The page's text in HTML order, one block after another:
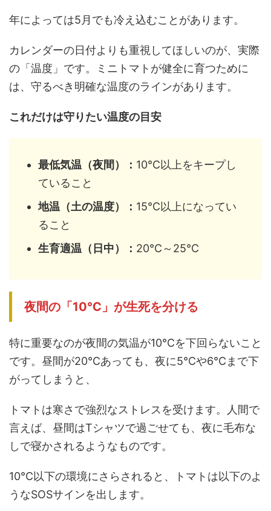
年によっては5月でも冷え込むことがあります。
カレンダーの日付よりも重視してほしいのが、実際
の「温度」です。ミニトマトが健全に育つために
は、守るべき明確な温度のラインがあります。
これだけは守りたい温度の目安
最低気温（夜間）： 10℃以上をキープし
ていること
地温（土の温度）： 15℃以上になってい
ること
生育適温（日中）： 20℃～25℃
夜間の「10℃」が生死を分ける
特に重要なのが夜間の気温が10℃を下回らないこと
です。昼間が20℃あっても、夜に5℃や6℃まで下
がってしまうと、
トマトは寒さで強烈なストレスを受けます。人間で
言えば、昼間はTシャツで過ごせても、夜に毛布な
しで寝かされるようなものです。
10℃以下の環境にさらされると、トマトは以下のよ
うなSOSサインを出します。